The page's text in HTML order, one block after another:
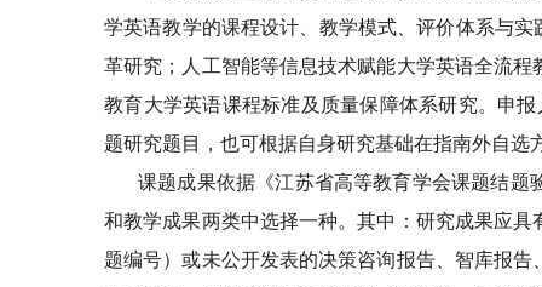
学英语教学的课程设计、教学模式、评价体系与实
革研究；人工智能等信息技术赋能大学英语全流
教育大学英语课程标准及质量保障体系研究。申
题研究题目，也可根据自身研究基础在指南外自选
课题成果依据《江苏省高等教育学会课题结题
和教学成果两类中选择一种。其中：研究成果应
题编号）或未公开发表的决策咨询报告、智库报